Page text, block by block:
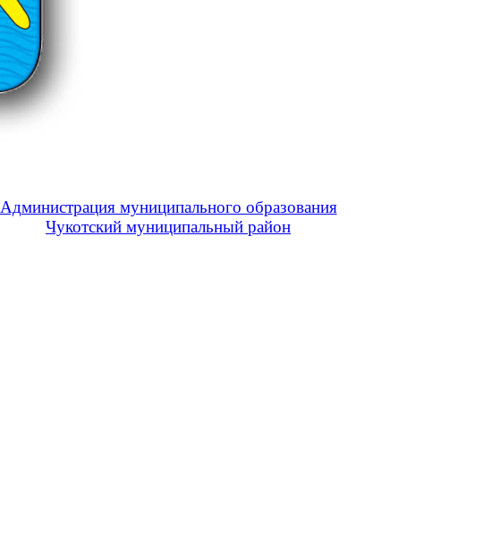
Администрация муниципального образования
Чукотский муниципальный район